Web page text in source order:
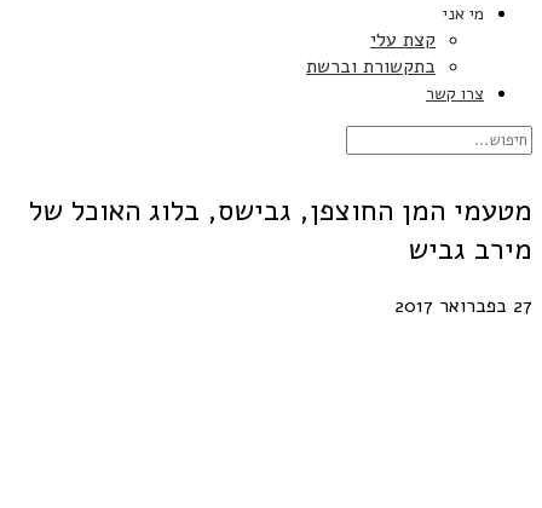
מי אני
קצת עלי
בתקשורת וברשת
צרו קשר
מטעמי המן החוצפן, גבישס, בלוג האוכל של
מירב גביש
27 בפברואר 2017